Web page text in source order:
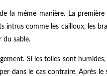
la même manière. La
intrus comme les cailloux, les
du sable.
Si les toiles sont
dans le cas contraire. Après